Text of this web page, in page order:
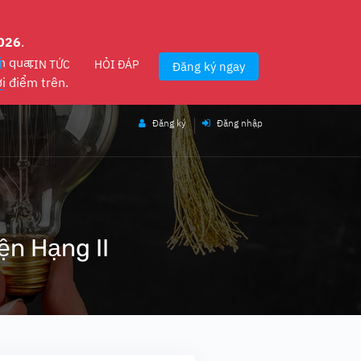
.
qua.
điểm trên.
Đăng ký Đăng nhập
Đăng ký ngay
TIN TỨC HỎI ĐÁP
Hạng II